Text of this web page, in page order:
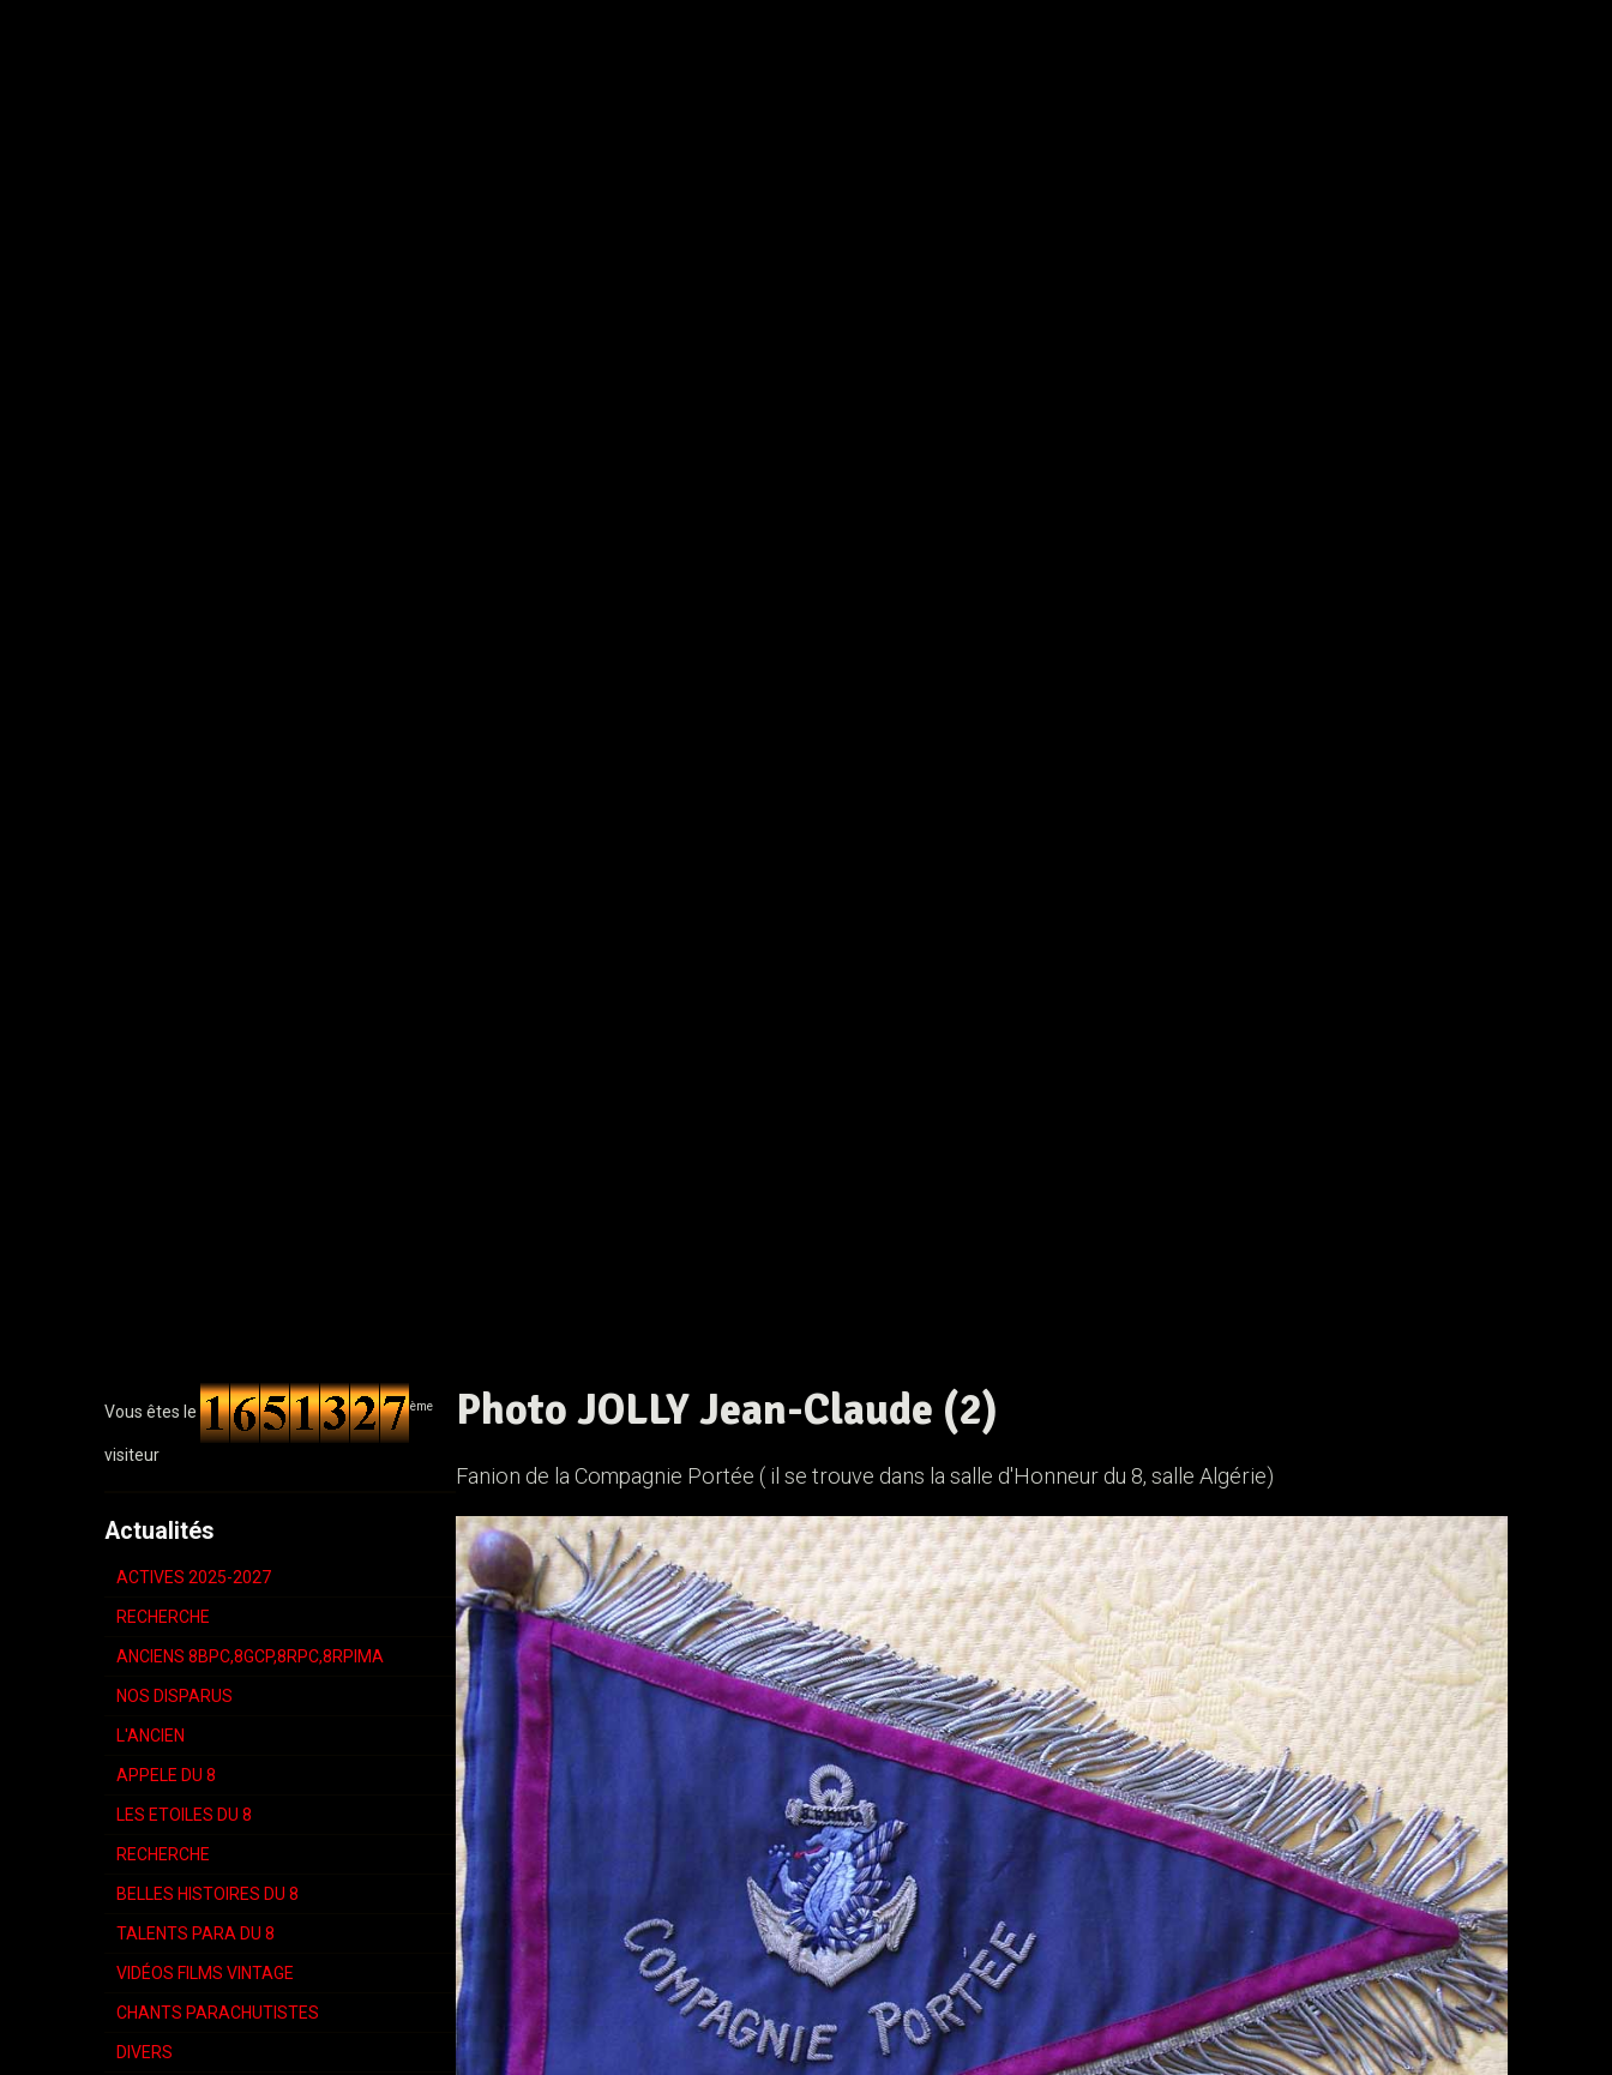
Photo JOLLY Jean-Claude (2)
Fanion de la Compagnie Portée ( il se trouve dans la salle d'Honneur du 8, salle Algérie)
Vous êtes le ème
visiteur
Actualités
ACTIVES 2025-2027
RECHERCHE
ANCIENS 8BPC,8GCP,8RPC,8RPIMA
NOS DISPARUS
L'ANCIEN
APPELE DU 8
LES ETOILES DU 8
RECHERCHE
BELLES HISTOIRES DU 8
TALENTS PARA DU 8
VIDÉOS FILMS VINTAGE
CHANTS PARACHUTISTES
DIVERS